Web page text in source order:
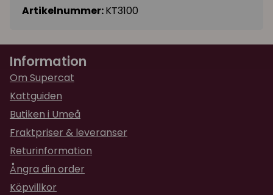
Tvättråd:Fintvätt 30 grader samt använd Color-
Storlek:50 x 68 cm
Artikelnummer:KT3100
Information
Om Supercat
Kattguiden
Butiken i Umeå
Fraktpriser & leveranser
Returinformation
Ångra din order
Köpvillkor